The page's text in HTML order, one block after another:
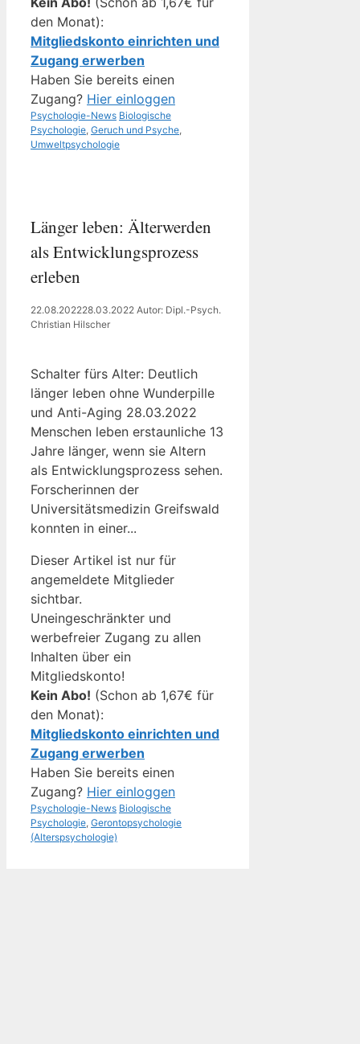
den Monat):
Mitgliedskonto einrichten und
Zugang erwerben
Haben Sie bereits einen
Zugang? Hier einloggen
Kategorien
Psychologie-News Schlagwörter
Biologische
Psychologie, Geruch und Psyche,
Umweltpsychologie
Länger leben: Älterwerden
als Entwicklungsprozess
erleben
22.08.202228.03.2022 Autor: Dipl.-Psych.
Christian Hilscher
Schalter fürs Alter: Deutlich
länger leben ohne Wunderpille
und Anti-Aging 28.03.2022
Menschen leben erstaunliche 13
Jahre länger, wenn sie Altern
als Entwicklungsprozess sehen.
Forscherinnen der
Universitätsmedizin Greifswald
konnten in einer...
Dieser Artikel ist nur für
angemeldete Mitglieder
sichtbar.
Uneingeschränkter und
werbefreier Zugang zu allen
Inhalten über ein
Mitgliedskonto!
Kein Abo! (Schon ab 1,67€ für
den Monat):
Mitgliedskonto einrichten und
Zugang erwerben
Haben Sie bereits einen
Zugang? Hier einloggen
Kategorien
Psychologie-News Schlagwörter
Biologische
Psychologie, Gerontopsychologie
(Alterspsychologie)